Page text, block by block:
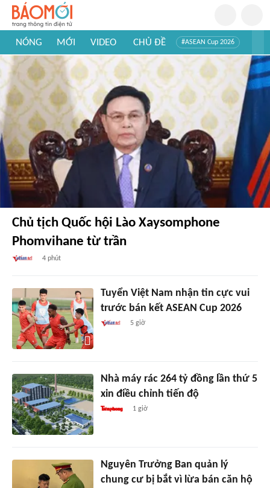
NÓNG MỚI VIDEO CHỦ ĐỀ #ASEAN Cup 2026
#Trí tuệ nhân tạo #Mỹ - Iran
#Khám phá Việt Nam
#Khám phá thế giới
Chủ tịch Quốc hội Lào Xaysomphone
Phomvihane từ trần
4 phút
Tuyển Việt Nam nhận tin cực vui
trước bán kết ASEAN Cup 2026
5 giờ
Nhà máy rác 264 tỷ đồng lần thứ 5
xin điều chỉnh tiến độ
1 giờ
Nguyên Trưởng Ban quản lý
chung cư bị bắt vì lừa bán căn hộ